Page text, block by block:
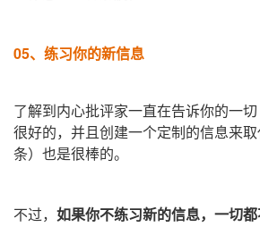
05、 练习你的新信息
了解到内心批评家一直在告诉你的一
很好的，并且创建一个定制的信息来
条）也是很棒的。
不过， 如果你不练习新的信息，一切都